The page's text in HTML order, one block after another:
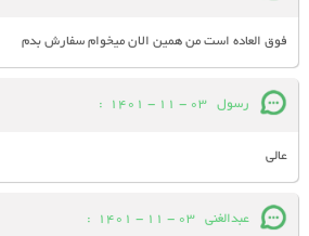
فوق العاده است من همین الان میخوام سفارش بدم
رسول 03 - 11 - 1401
:
عالی
عبدالغنی 03 - 11 - 1401
: